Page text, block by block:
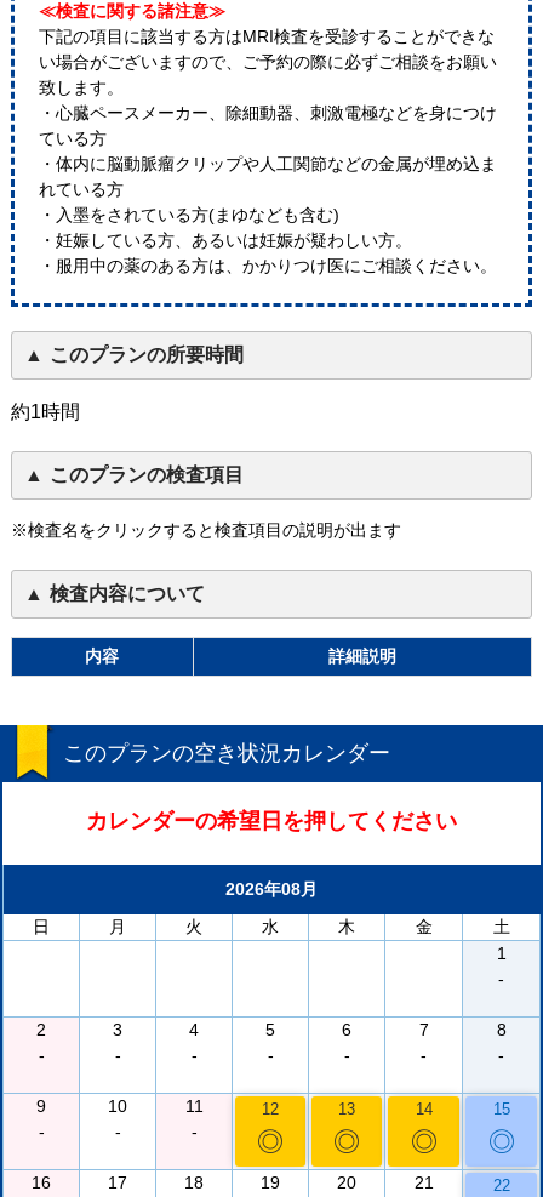
≪検査に関する諸注意≫
下記の項目に該当する方はMRI検査を受診することができな
い場合がございますので、ご予約の際に必ずご相談をお願い
致します。
・心臓ペースメーカー、除細動器、刺激電極などを身につけ
ている方
・体内に脳動脈瘤クリップや人工関節などの金属が埋め込ま
れている方
・入墨をされている方(まゆなども含む)
・妊娠している方、あるいは妊娠が疑わしい方。
・服用中の薬のある方は、かかりつけ医にご相談ください。
このプランの所要時間
約1時間
このプランの検査項目
※検査名をクリックすると検査項目の説明が出ます
検査内容について
内容 詳細説明
このプランの空き状況カレンダー
カレンダーの希望日を押してください
2026年08月
日
月 火 水 木 金
土
1
-
2
-
3
-
4
-
5
-
6
-
7
-
8
-
9
-
10
-
11
-
12
◎
13
◎
14
◎
15
◎
16
17
18
19
20
21
22